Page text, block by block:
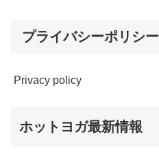
プライバシーポリシー
Privacy policy
ホットヨガ最新情報